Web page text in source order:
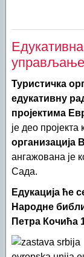
управљање
Туристичка
едукативну
пројектима
је део пројекта
организација
ангажована је
Сада.
Едукација ће
Народне
Петра Кочића